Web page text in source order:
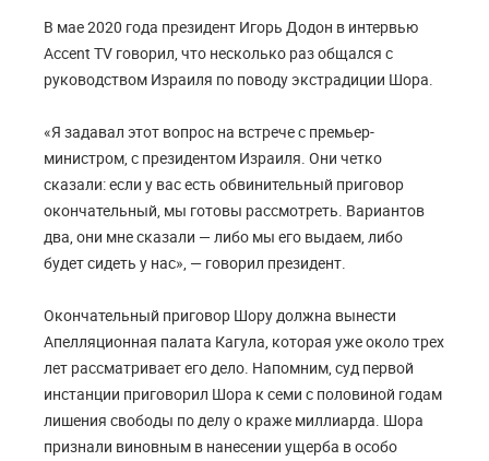
В мае 2020 года президент Игорь Додон в интервью
Accent TV говорил, что несколько раз общался с
руководством Израиля по поводу экстрадиции Шора.
«Я задавал этот вопрос на встрече с премьер-
министром, с президентом Израиля. Они четко
сказали: если у вас есть обвинительный приговор
окончательный, мы готовы рассмотреть. Вариантов
два, они мне сказали — либо мы его выдаем, либо
будет сидеть у нас», — говорил президент.
Окончательный приговор Шору должна вынести
Апелляционная палата Кагула, которая уже около трех
лет рассматривает его дело. Напомним, суд первой
инстанции приговорил Шора к семи с половиной годам
лишения свободы по делу о краже миллиарда. Шора
признали виновным в нанесении ущерба в особо